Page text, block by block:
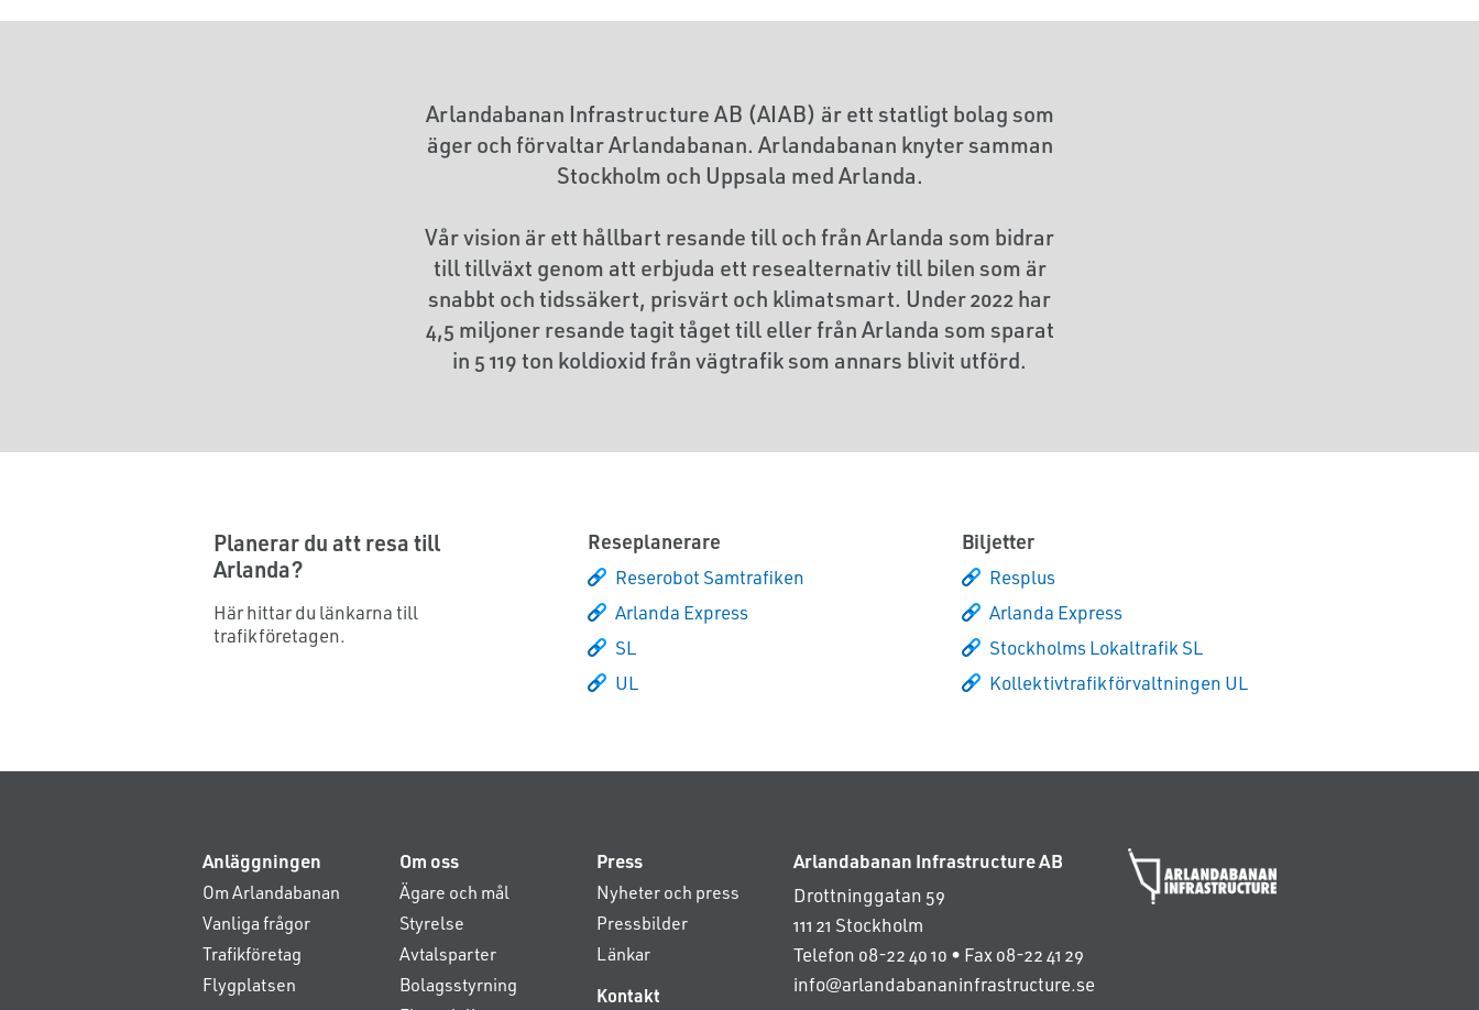
Arlandabanan Infrastructure AB (AIAB) är ett statligt bolag som
äger och förvaltar Arlandabanan. Arlandabanan knyter samman
Stockholm och Uppsala med Arlanda.
Vår vision är ett hållbart resande till och från Arlanda som bidrar
till tillväxt genom att erbjuda ett resealternativ till bilen som är
snabbt och tidssäkert, prisvärt och klimatsmart. Under 2022 har
4,5 miljoner resande tagit tåget till eller från Arlanda som sparat
in 5 119 ton koldioxid från vägtrafik som annars blivit utförd.
Planerar du att resa till
Arlanda?
Här hittar du länkarna till
trafikföretagen.
Reseplanerare
Reserobot Samtrafiken
Arlanda Express
SL
UL
Biljetter
Resplus
Arlanda Express
Stockholms Lokaltrafik SL
Kollektivtrafikförvaltningen UL
Anläggningen
Om Arlandabanan
Vanliga frågor
Trafikföretag
Flygplatsen
Om oss
Ägare och mål
Styrelse
Avtalsparter
Bolagsstyrning
Press
Nyheter och press
Pressbilder
Länkar
Kontakt
Arlandabanan Infrastructure AB
Drottninggatan 59
111 21 Stockholm
Telefon 08-22 40 10 • Fax 08-22 41 29
info@arlandabananinfrastructure.se